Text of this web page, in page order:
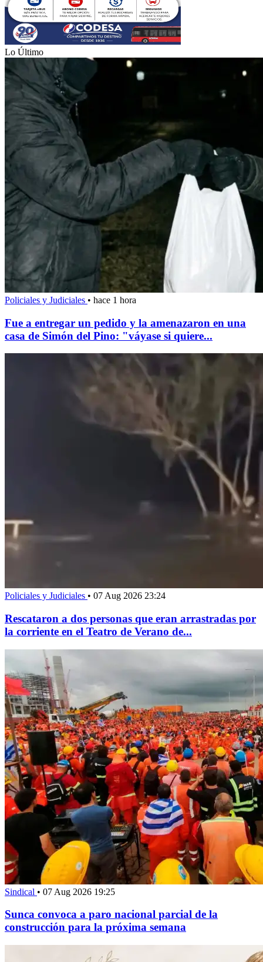
Lo Último
Policiales y Judiciales • hace 1 hora
Fue a entregar un pedido y la amenazaron en una
casa de Simón del Pino: "váyase si quiere...
Policiales y Judiciales • 07 Aug 2026 23:24
Rescataron a dos personas que eran arrastradas por
la corriente en el Teatro de Verano de...
Sindical • 07 Aug 2026 19:25
Sunca convoca a paro nacional parcial de la
construcción para la próxima semana